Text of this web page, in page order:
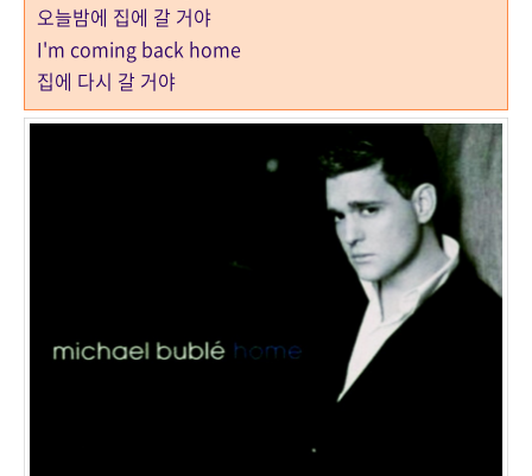
오늘밤에 집에 갈 거야
I'm coming back home
집에 다시 갈 거야